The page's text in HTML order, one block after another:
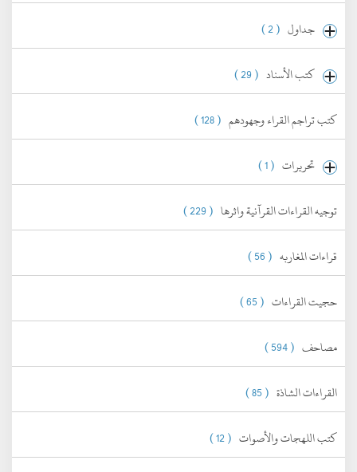
جداول ( 2 )
كتب الأسناد ( 29 )
كتب تراجم القراء وجهودهم ( 128 )
تحريرات ( 1 )
توجيه القراءات القرآنية واثرها ( 229 )
قراءات المغاربه ( 56 )
حجيت القراءات ( 65 )
مصاحف ( 594 )
القراءات الشاذة ( 85 )
كتب اللهجات والأصوات ( 12 )